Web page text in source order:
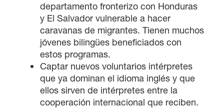
departamento fronterizo con Honduras
y El Salvador vulnerable a hacer
caravanas de migrantes. Tienen muchos
jóvenes bilingües beneficiados con
estos programas.
Captar nuevos voluntarios intérpretes
que ya dominan el idioma inglés y que
ellos sirven de intérpretes entre la
cooperación internacional que reciben.